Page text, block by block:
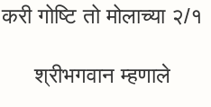
करी गोष्टि तो मोलाच्या २/१
श्रीभगवान म्हणाले